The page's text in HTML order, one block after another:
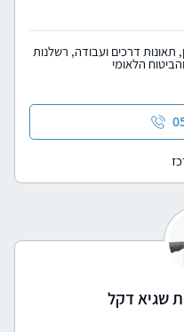
נזיקין, תאונות דרכים ועבודה, רשלנות
הלאומי
שגיא דקל